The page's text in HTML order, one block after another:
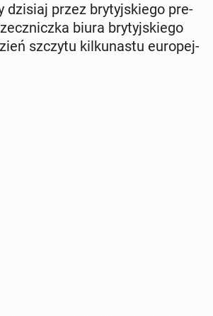
dzisiaj przez bry­tyj­skie­go pre­
biura bry­tyj­skie­go
szczytu kil­ku­na­stu eu­ro­pej­